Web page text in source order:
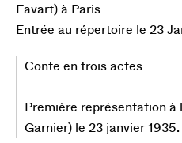
Favart) à Paris
Entrée au répertoire le 23
Conte en trois actes
Première représentation à
Garnier) le 23 janvier 1935.